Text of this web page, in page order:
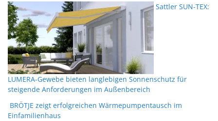
Sattler SUN-TEX:
LUMERA-Gewebe bieten langlebigen Sonnenschutz für
steigende Anforderungen im Außenbereich
BRÖTJE zeigt erfolgreichen Wärmepumpentausch im
Einfamilienhaus